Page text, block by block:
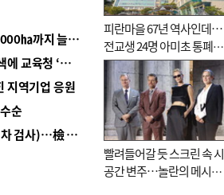
■ 경남 농정 비전 ‘잘 사는 농촌’…스마트팜 1000㏊까지 늘린다
■ 교육혁신선도지 공모 코앞인데…구·군 난색에 교육청 ‘쩔쩔’
지역기업 응원
순
■ 검사 신분 버리고 직급하향(10년 이하 저연차 검사)…檢 중수청행 기피
피란마을 67년 역사인데…
전교생 24명 아미초 통폐합
기로
빨려들어갈 듯 스크린 속 시
공간 변주…놀란의 메시지